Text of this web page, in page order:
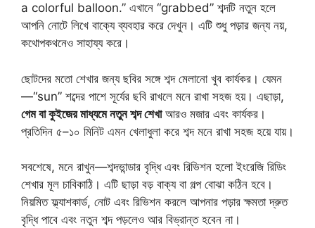
a colorful balloon.” এখানে “grabbed” শব্দটি নতুন হলে
আপনি নোটে লিখে বাক্যে ব্যবহার করে দেখুন। এটি শুধু পড়ার জন্য নয়,
কথোপকথনেও সাহায্য করে।
ছোটদের মতো শেখার জন্য ছবির সঙ্গে শব্দ মেলানো খুব কার্যকর। যেমন
—“sun” শব্দের পাশে সূর্যের ছবি রাখলে মনে রাখা সহজ হয়। এছাড়া,
গেম বা কুইজের মাধ্যমে নতুন শব্দ শেখাআরও মজার এবং কার্যকর।
প্রতিদিন ৫–১০ মিনিট এমন খেলাধুলা করে শব্দ মনে রাখা সহজ হয়ে যায়।
সবশেষে, মনে রাখুন—শব্দভান্ডার বৃদ্ধি এবং রিভিশন হলো ইংরেজি রিডিং
শেখার মূল চাবিকাঠি। এটি ছাড়া বড় বাক্য বা গল্প বোঝা কঠিন হবে।
নিয়মিত ফ্ল্যাশকার্ড, নোট এবং রিভিশন করলে আপনার পড়ার ক্ষমতা দ্রুত
বৃদ্ধি পাবে এবং নতুন শব্দ পড়লেও আর বিভ্রান্ত হবেন না।